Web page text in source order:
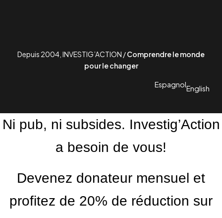
Depuis 2004, INVESTIG’ACTION /Comprendre le monde
pour le changer
EspagnolEnglish
Ni pub, ni subsides. Investig’Action
a besoin de vous!
Devenez donateur mensuel et
profitez de 20% de réduction sur